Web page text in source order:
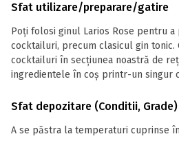
Sfat utilizare/preparare/gatire
Poți folosi ginul Larios Rose pentru a
cocktailuri, precum clasicul gin
cocktailuri în secțiunea noastră de
ingredientele în coș printr-un singur
Sfat depozitare (Conditii, Grade)
A se păstra la temperaturi cuprinse